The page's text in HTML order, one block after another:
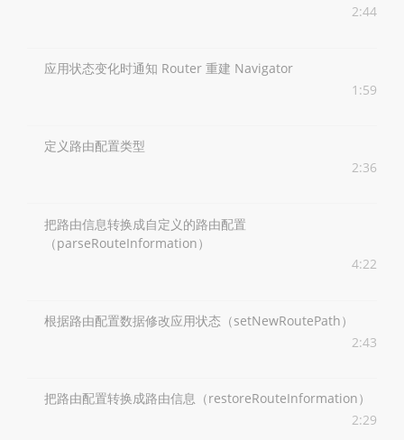
2:44
应用状态变化时通知 Router 重建 Navigator
1:59
定义路由配置类型
2:36
把路由信息转换成自定义的路由配置
（parseRouteInformation）
4:22
根据路由配置数据修改应用状态（setNewRoutePath）
2:43
把路由配置转换成路由信息（restoreRouteInformation）
2:29